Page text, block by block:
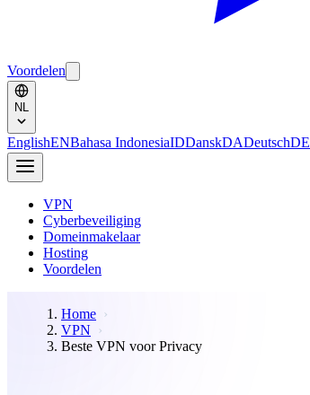
Voordelen
NL
EnglishENBahasa IndonesiaIDDanskDADeutschDE
VPN
Cyberbeveiliging
Domeinmakelaar
Hosting
Voordelen
Home
VPN
Beste VPN voor Privacy